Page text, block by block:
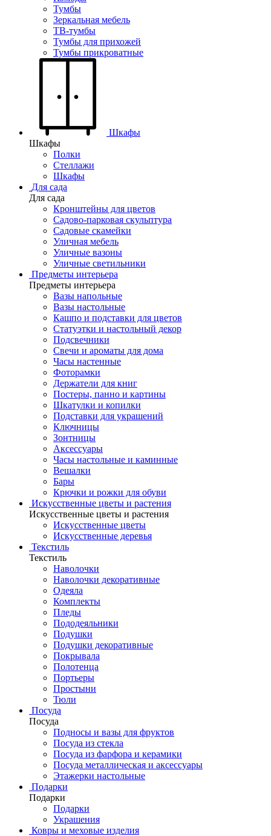
Тумбы
Зеркальная мебель
ТВ-тумбы
Тумбы для прихожей
Тумбы прикроватные
Шкафы
Шкафы
Полки
Стеллажи
Шкафы
Для сада
Для сада
Кронштейны для цветов
Садово-парковая скульптура
Садовые скамейки
Уличная мебель
Уличные вазоны
Уличные светильники
Предметы интерьера
Предметы интерьера
Вазы напольные
Вазы настольные
Кашпо и подставки для цветов
Статуэтки и настольный декор
Подсвечники
Свечи и ароматы для дома
Часы настенные
Фоторамки
Держатели для книг
Постеры, панно и картины
Шкатулки и копилки
Подставки для украшений
Ключницы
Зонтницы
Аксессуары
Часы настольные и каминные
Вешалки
Бары
Крючки и рожки для обуви
Искусственные цветы и растения
Искусственные цветы и растения
Искусственные цветы
Искусcтвенные деревья
Текстиль
Текстиль
Наволочки
Наволочки декоративные
Одеяла
Комплекты
Пледы
Пододеяльники
Подушки
Подушки декоративные
Покрывала
Полотенца
Портьеры
Простыни
Тюли
Посуда
Посуда
Подносы и вазы для фруктов
Посуда из стекла
Посуда из фарфора и керамики
Посуда металлическая и аксессуары
Этажерки настольные
Подарки
Подарки
Подарки
Украшения
Ковры и меховые изделия